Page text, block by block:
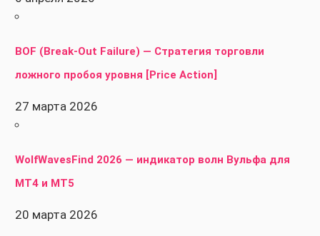
BOF (Break-Out Failure) — Стратегия торговли
ложного пробоя уровня [Price Action]
27 марта 2026
WolfWavesFind 2026 — индикатор волн Вульфа для
MT4 и MT5
20 марта 2026